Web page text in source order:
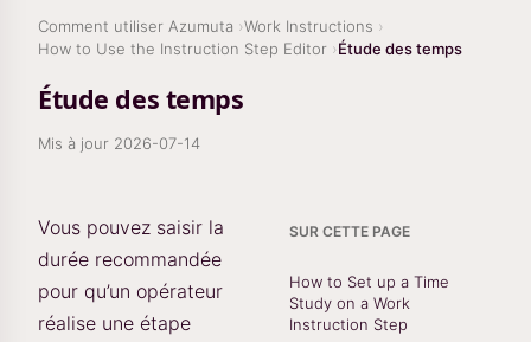
Comment utiliser Azumuta
Work Instructions
How to Use the Instruction Step Editor
Étude des temps
Étude des temps
Mis à jour 2026-07-14
Vous pouvez saisir la
durée recommandée
pour qu’un opérateur
réalise une étape
SUR CETTE PAGE
How to Set up a Time
Study on a Work
Instruction Step